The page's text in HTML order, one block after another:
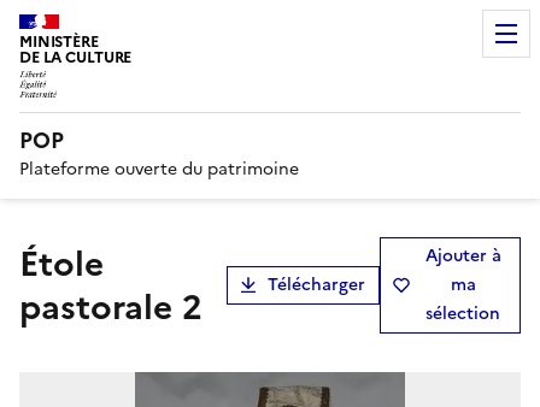
MINISTÈRE
DE LA CULTURE
POP
Plateforme ouverte du patrimoine
Étole
pastorale 2
Télécharger
Ajouter à
ma
sélection